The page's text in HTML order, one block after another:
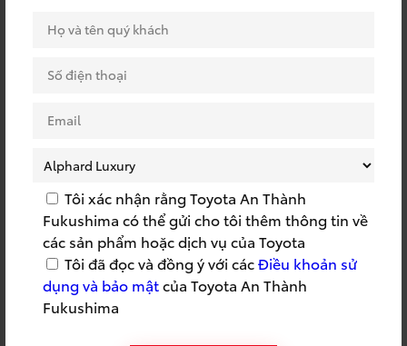
Tôi xác nhận rằng Toyota An Thành
Fukushima có thể gửi cho tôi thêm thông tin về
các sản phẩm hoặc dịch vụ của Toyota
Tôi đã đọc và đồng ý với cácĐiều khoản sử
dụng và bảo mậtcủa Toyota An Thành
Fukushima
SỰ KIỆN BẢO HIỂM
SỰ KIỆN TOYOTA
SỰ KIỆN TRƯNG BÀY
SỬA CHỮA TẬN NƠI
SUMMER 2023
SUMMER TRIP
TAF
TÁI TỤC BẢO HIỂM
TẬP HUẤN CỨU HỘ
TAY NGHỀ TOYOTA
TEAMBUILDING